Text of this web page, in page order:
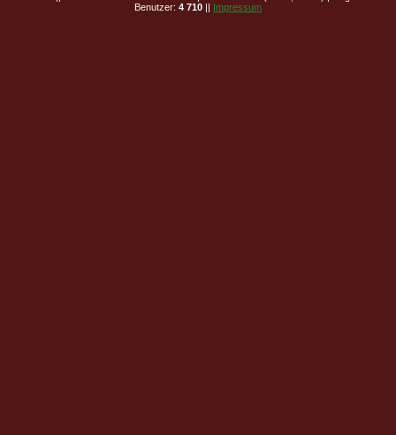
Benutzer: 4 710 || Impressum